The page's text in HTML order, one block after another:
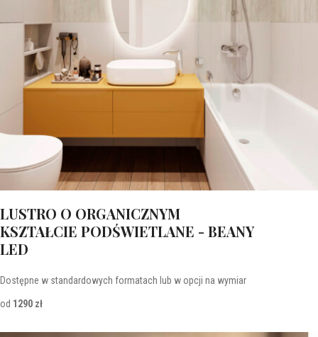
LUSTRO O ORGANICZNYM
KSZTAŁCIE PODŚWIETLANE - BEANY
LED
Dostępne w standardowych formatach lub w opcji na wymiar
od 1290 zł